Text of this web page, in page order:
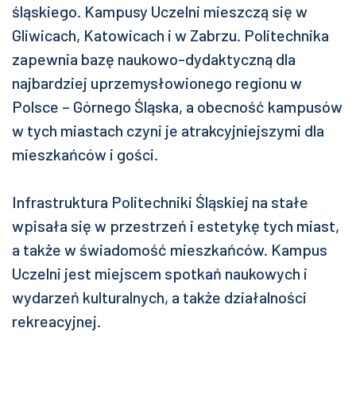
śląskiego. Kampusy Uczelni mieszczą się w
Gliwicach, Katowicach i w Zabrzu. Politechnika
zapewnia bazę naukowo-dydaktyczną dla
najbardziej uprzemysłowionego regionu w
Polsce – Górnego Śląska, a obecność kampusów
w tych miastach czyni je atrakcyjniejszymi dla
mieszkańców i gości.
Infrastruktura Politechniki Śląskiej na stałe
wpisała się w przestrzeń i estetykę tych miast,
a także w świadomość mieszkańców. Kampus
Uczelni jest miejscem spotkań naukowych i
wydarzeń kulturalnych, a także działalności
rekreacyjnej.